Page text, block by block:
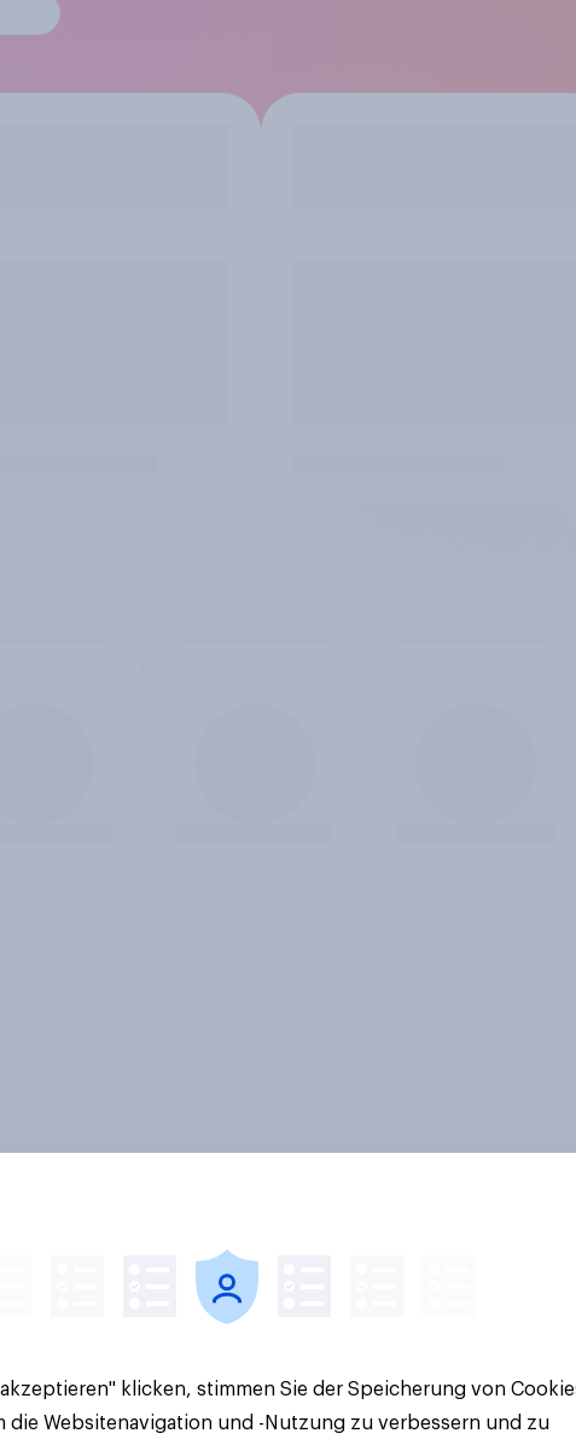
klicken, stimmen Sie der Speicherung von
die Websitenavigation und -Nutzung zu verbessern und zu